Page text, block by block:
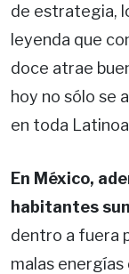
de estrategia,
leyenda que
doce atrae
hoy no sólo se
en toda
En México,
habitantes
dentro a fuera
malas